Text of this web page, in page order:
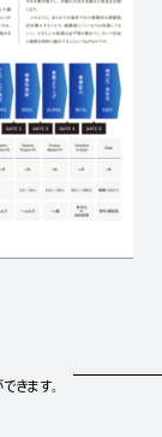
きます。